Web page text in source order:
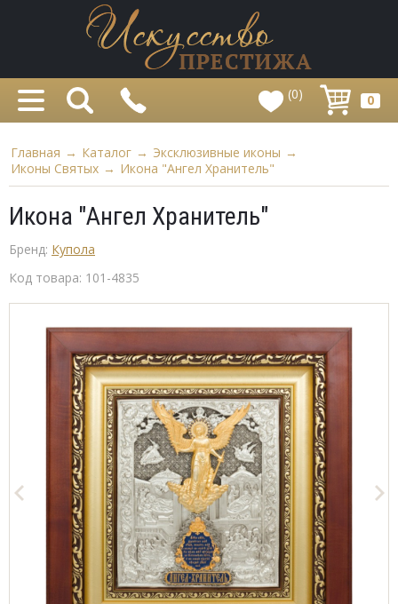
(0) 0
Главная → Каталог → Эксклюзивные иконы →
Иконы Святых → Икона "Ангел Хранитель"
Икона "Ангел Хранитель"
Бренд: Купола
Код товара: 101-4835